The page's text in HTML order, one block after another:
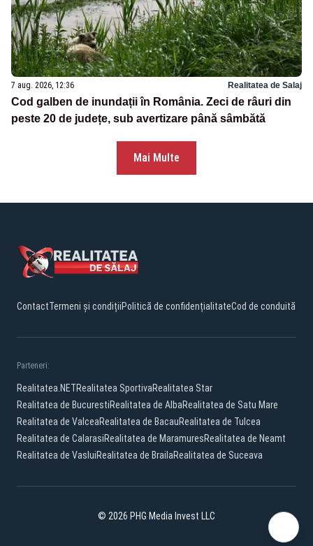
7 aug. 2026, 12:36 Realitatea de Salaj
Cod galben de inundații în România. Zeci de râuri din
peste 20 de județe, sub avertizare până sâmbătă
Mai Multe
ContactTermeni și condițiiPolitică de confidențialitateCod de conduită
Parteneri:
Realitatea.NETRealitatea SportivaRealitatea Star
Realitatea de BucurestiRealitatea de AlbaRealitatea de Satu Mare
Realitatea de ValceaRealitatea de BacauRealitatea de Tulcea
Realitatea de CalarasiRealitatea de MaramuresRealitatea de Neamt
Realitatea de VasluiRealitatea de BrailaRealitatea de Suceava
© 2026 PHG Media Invest LLC